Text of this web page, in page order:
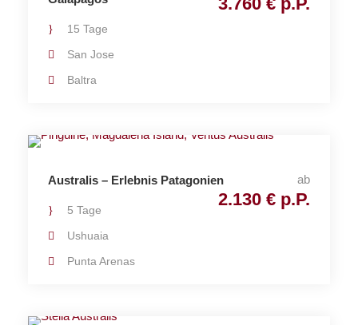
15 Tage
San Jose
Baltra
Australis – Erlebnis Patagonien ab
2.130 € p.P.
5 Tage
Ushuaia
Punta Arenas